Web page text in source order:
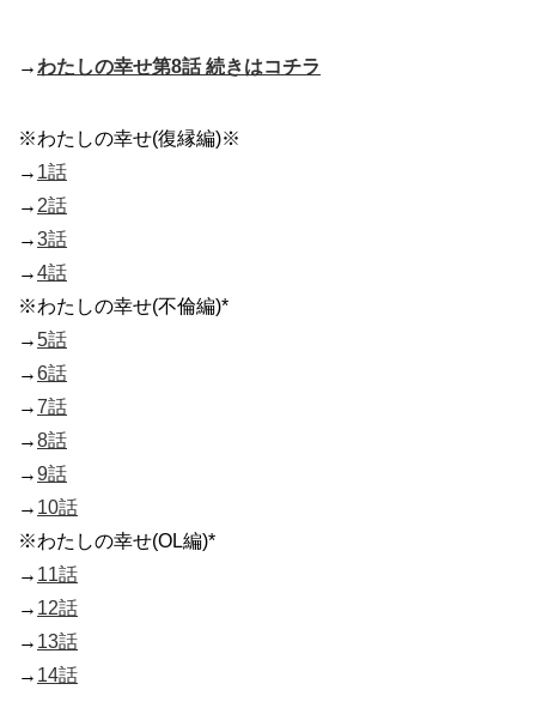
→わたしの幸せ第8話 続きはコチラ
※わたしの幸せ(復縁編)※
→ 1話
→ 2話
→3話
→4話
※わたしの幸せ(不倫編)*
→5話
→6話
→7話
→8話
→9話
→ 10話
※わたしの幸せ(OL編)*
→ 11話
→ 12話
→ 13話
→ 14話